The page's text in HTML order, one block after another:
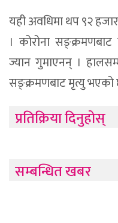
यही अवधिमा थप ९२
। कोरोना
ज्यान गुमाएनन् ।
सङ्क्रमणबाट मृत्यु भएको
प्रतिक्रिया दिनुहोस्
सम्बन्धित खबर